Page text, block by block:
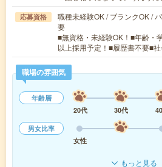
応募資格
職種未経験OK / ブランクOK /
要
■無資格・未経験OK！■年齢・
以上採用予定！■履歴書不要■
職場の雰囲気
年齢層
20代
30代
男女比率
女性
もっと見る